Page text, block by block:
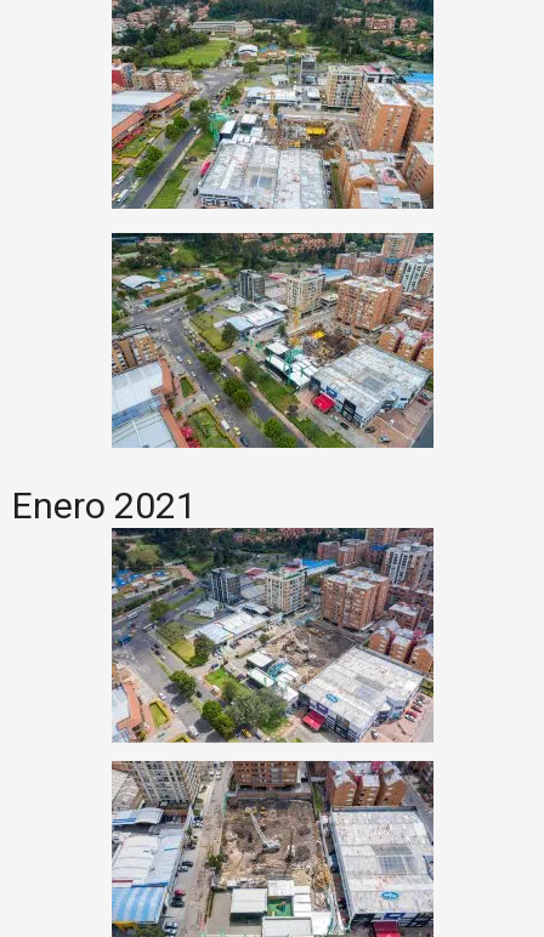
Enero 2021